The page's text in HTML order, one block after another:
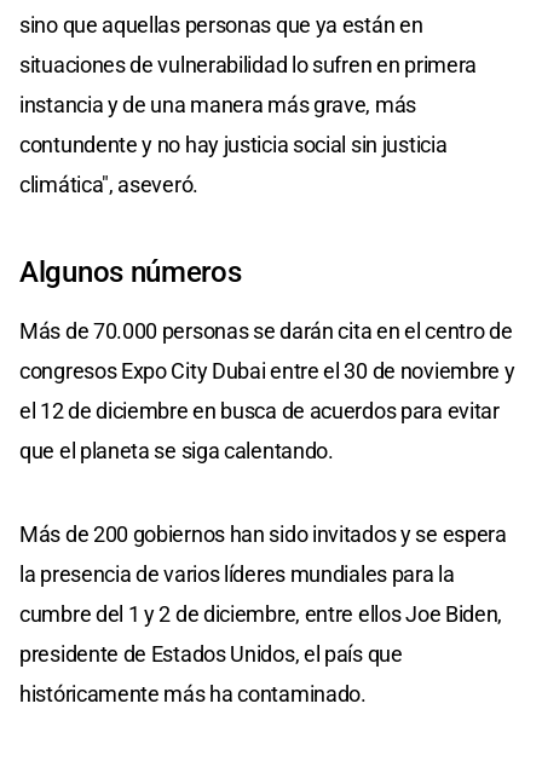
sino que aquellas personas que ya están en
situaciones de vulnerabilidad lo sufren en primera
instancia y de una manera más grave, más
contundente y no hay justicia social sin justicia
climática", aseveró.
Algunos números
Más de 70.000 personas se darán cita en el centro de
congresos Expo City Dubai entre el 30 de noviembre y
el 12 de diciembre en busca de acuerdos para evitar
que el planeta se siga calentando.
Más de 200 gobiernos han sido invitados y se espera
la presencia de varios líderes mundiales para la
cumbre del 1 y 2 de diciembre, entre ellos Joe Biden,
presidente de Estados Unidos, el país que
históricamente más ha contaminado.